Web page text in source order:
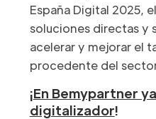
España Digital 2025,
soluciones directas y
acelerar y mejorar el
procedente del
¡En Bemypartner
digitalizador!